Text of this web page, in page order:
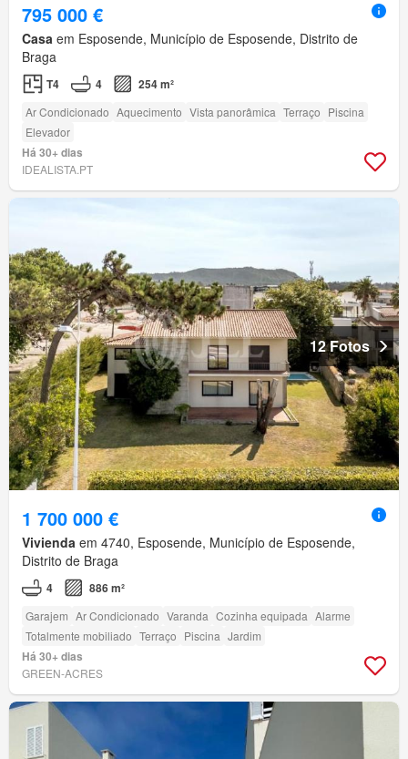
795 000 €
Casa em Esposende, Município de Esposende, Distrito de
Braga
T4 4 254 m²
Ar Condicionado Aquecimento Vista panorâmica Terraço Piscina
Elevador
Há 30+ dias
IDEALISTA.PT
12 Fotos
1 700 000 €
Vivienda em 4740, Esposende, Município de Esposende,
Distrito de Braga
4 886 m²
Garajem Ar Condicionado Varanda Cozinha equipada Alarme
Totalmente mobiliado Terraço Piscina Jardim
Há 30+ dias
GREEN-ACRES